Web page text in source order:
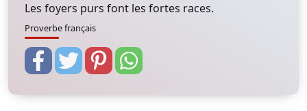
Les foyers purs font les fortes races.
Proverbe français